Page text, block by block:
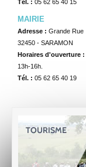
Tél. : 05 62 65 40 15
MAIRIE
Adresse : Grande Rue
32450 - SARAMON
Horaires d'ouverture :
13h-16h.
Tél. : 05 62 65 40 19